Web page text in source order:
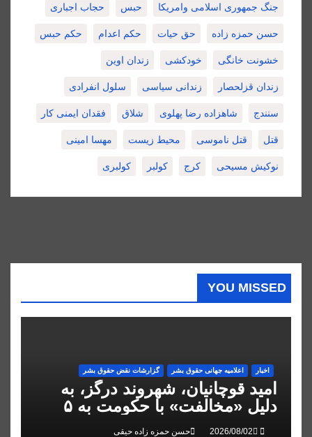
جنگ جمهوری اسلامی وامریکا حبس حجاب اجباری
حسن حمزه زاده حق حیات حکم اعدام حکم حبس
خشونت خانگی خودکشی زندان اوین
زندان قزلحصار زندانی سیاسی سلول انفرادی
سنندج شاهزاده رضا پهلوی شلاق فقدان ایمنی کار
قتل قتل ناموسی محیط زیست مهسا امینی
نوکیش مسیحی کرج کولبر کولبری
YOU MISSED
اخبار اعلاميه جهانی حقوق بشر گزارشات نقض حقوق بشر
امید قوچانیان، شهروند درگز، به
دلیل «مخالفت» با حکومت به ۵
سال زندان محکوم شد
حسن حمزه زاده حیقی